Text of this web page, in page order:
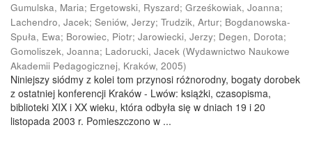
Gumulska, Maria; Ergetowski, Ryszard; Grześkowiak, Joanna;
Lachendro, Jacek; Seniów, Jerzy; Trudzik, Artur; Bogdanowska-
Spuła, Ewa; Borowiec, Piotr; Jarowiecki, Jerzy; Degen, Dorota;
Gomoliszek, Joanna; Ladorucki, Jacek (Wydawnictwo Naukowe
Akademii Pedagogicznej, Kraków, 2005)
Niniejszy siódmy z kolei tom przynosi różnorodny, bogaty dorobek
z ostatniej konferencji Kraków - Lwów: książki, czasopisma,
biblioteki XIX i XX wieku, która odbyła się w dniach 19 i 20
listopada 2003 r. Pomieszczono w ...